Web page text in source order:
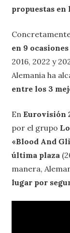
propuestas en
en 9 ocasiones
2016, 2022 y
Alemania ha
entre los 3
En Eurovisión
por el grupo
«Blood And
última plaza
manera,
lugar por